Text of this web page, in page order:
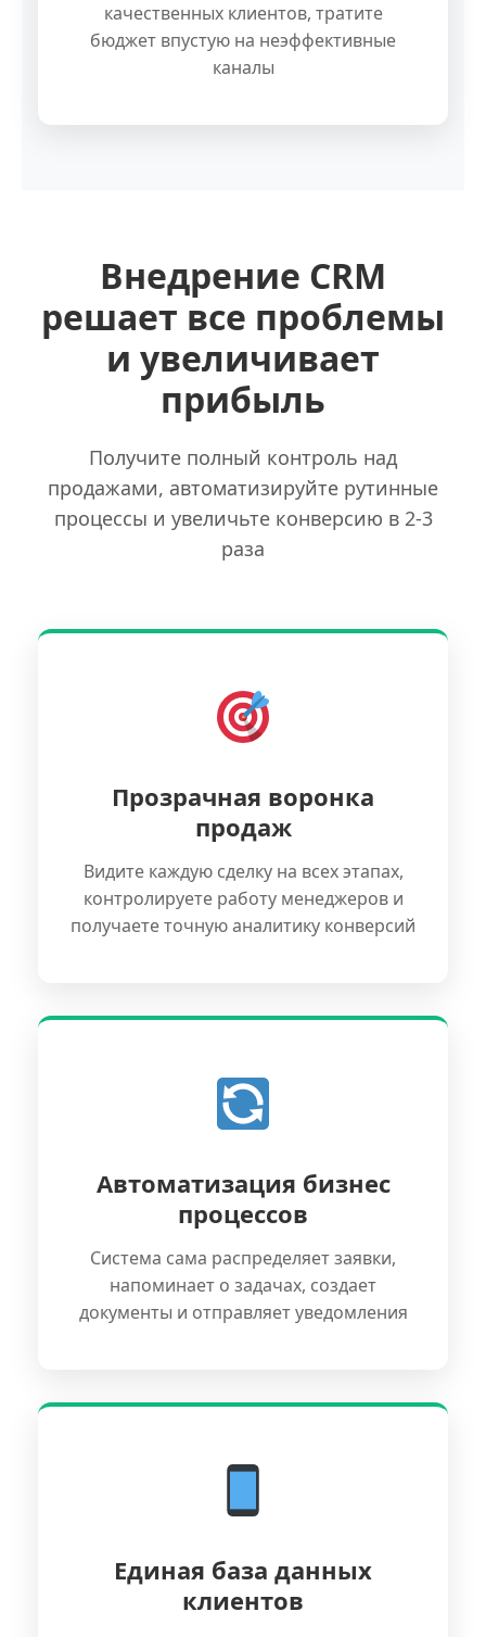
качественных клиентов, тратите
бюджет впустую на неэффективные
каналы
Внедрение CRM
решает все проблемы
и увеличивает
прибыль
Получите полный контроль над
продажами, автоматизируйте рутинные
процессы и увеличьте конверсию в 2-3
раза
Прозрачная воронка
продаж
Видите каждую сделку на всех этапах,
контролируете работу менеджеров и
получаете точную аналитику конверсий
Автоматизация бизнес
процессов
Система сама распределяет заявки,
напоминает о задачах, создает
документы и отправляет уведомления
Единая база данных
клиентов